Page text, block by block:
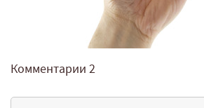
Комментарии 2